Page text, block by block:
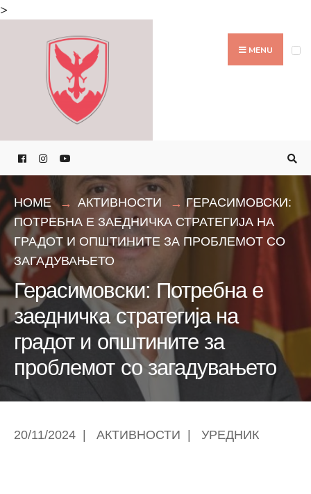
>
MENU
HOME АКТИВНОСТИ
ГЕРАСИМОВСКИ:
ПОТРЕБНА Е ЗАЕДНИЧКА СТРАТЕГИЈА НА
ГРАДОТ И ОПШТИНИТЕ ЗА ПРОБЛЕМОТ СО
ЗАГАДУВАЊЕТО
Герасимовски: Потребна е
заедничка стратегија на
градот и општините за
проблемот со загадувањето
20/11/2024 АКТИВНОСТИ УРЕДНИК